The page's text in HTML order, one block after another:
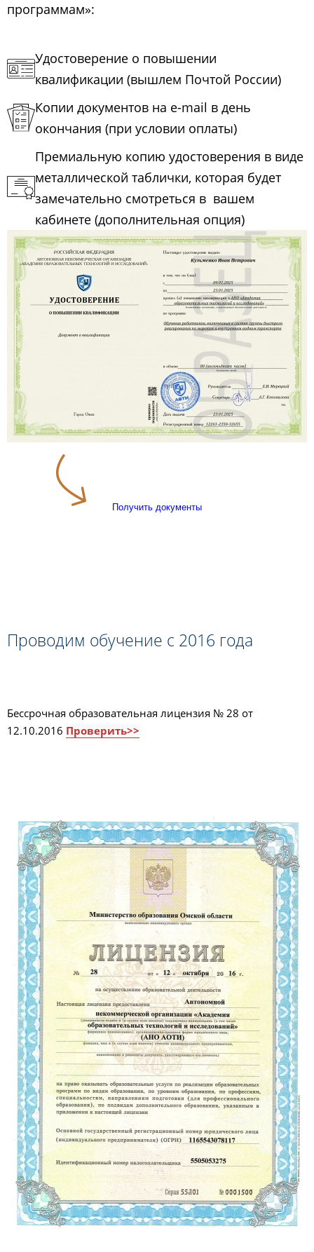
программам»:
Удостоверение о повышении
квалификации (вышлем Почтой России)
Копии документов на e-mail в день
окончания (при условии оплаты)
Премиальную копию удостоверения в виде
металлической таблички, которая будет
замечательно смотреться в вашем
кабинете (дополнительная опция)
Получить документы
Проводим обучение с 2016 года
Бессрочная образовательная лицензия № 28 от
12.10.2016 Проверить>>